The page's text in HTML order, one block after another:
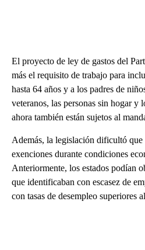
El proyecto de ley de gastos del
más el requisito de trabajo para
hasta 64 años y a los padres de
veteranos, las personas sin hogar y
ahora también están sujetos al
Además, la legislación dificultó que
exenciones durante condiciones
Anteriormente, los estados podían
que identificaban con escasez de
con tasas de desempleo superiores